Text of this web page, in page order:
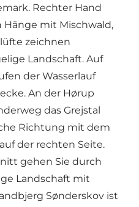
Rechter Hand
mit Mischwald,
zeichnen
Landschaft. Auf
der Wasserlauf
An der Hørup
das Grejstal
Richtung mit dem
der rechten Seite.
gehen Sie durch
Landschaft mit
Sønderskov ist